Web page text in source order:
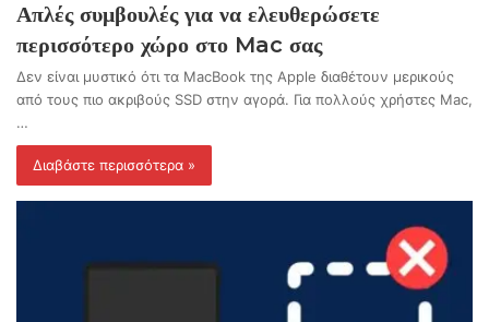
Απλές συμβουλές για να ελευθερώσετε
περισσότερο χώρο στο Mac σας
Δεν είναι μυστικό ότι τα MacBook της Apple διαθέτουν μερικούς
από τους πιο ακριβούς SSD στην αγορά. Για πολλούς χρήστες Mac,
…
Διαβάστε περισσότερα »